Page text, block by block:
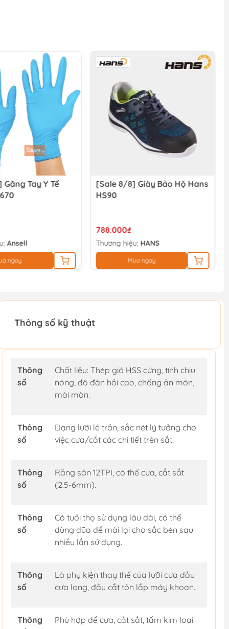
Tay Y Tế
Ansell
ngay
[Sale 8/8] Giày Bảo Hộ Hans
HS90
788.000₫
Thương hiệu: HANS
Mua ngay
Thông số kỹ thuật
Thông
số
Chất liệu: Thép gió HSS cứng, tính chịu
nóng, độ đàn hồi cao, chống ăn mòn,
mài mòn.
Thông
số
Dạng lưỡi lê trần, sắc nét lý tưởng cho
việc cưa/cắt các chi tiết trên sắt.
Thông
số
Răng sân 12TPI, có thể cưa, cắt sắt
(2.5-6mm).
Thông
số
Có tuổi thọ sử dụng lâu dài, có thể
dùng dũa để mài lại cho sắc bén sau
nhiều lần sử dụng.
Thông
số
Là phụ kiện thay thế của lưỡi cưa đầu
cưa lọng, đầu cắt tôn lắp máy khoan.
Thông
Phù hợp để cưa, cắt sắt, tấm kim loại.